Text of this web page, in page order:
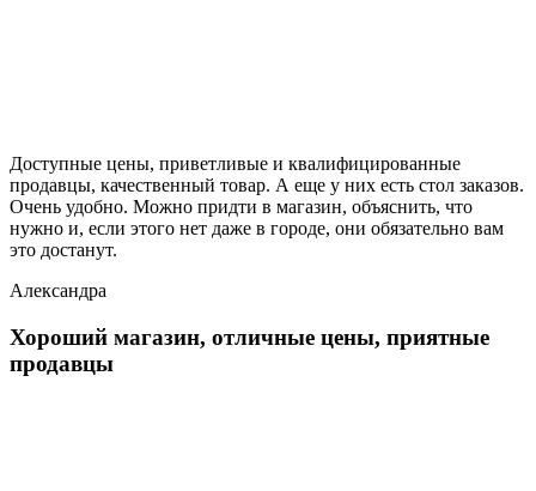
Доступные цены, приветливые и квалифицированные
продавцы, качественный товар. А еще у них есть стол заказов.
Очень удобно. Можно придти в магазин, объяснить, что
нужно и, если этого нет даже в городе, они обязательно вам
это достанут.
Александра
Хороший магазин, отличные цены, приятные
продавцы